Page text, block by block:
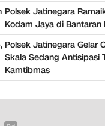
Polsek Jatinegara
Kodam Jaya di Bantaran
Polsek Jatinegara Gelar
Skala Sedang Antisipasi
Kamtibmas